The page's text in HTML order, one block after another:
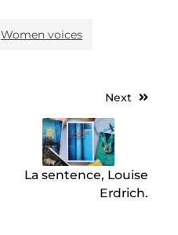
Women voices
Next
La sentence, Louise
Erdrich.